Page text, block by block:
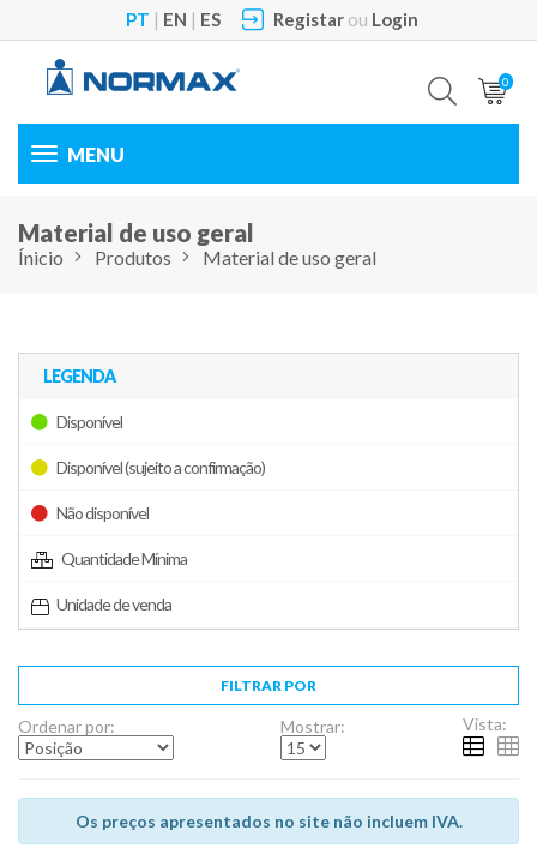
PT | EN | ES Registarou Login
0
Toggle
Material de uso geral
Ínicio Produtos Material de uso geral
LEGENDA
Disponível
Disponível (sujeito a confirmação)
Não disponível
Quantidade Mínima
Unidade de venda
FILTRAR POR
Ordenar por: Mostrar: Vista:
Os preços apresentados no site não incluem IVA.